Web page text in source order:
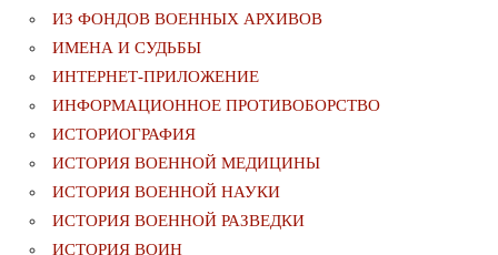
ИЗ ФОНДОВ ВОЕННЫХ АРХИВОВ
ИМЕНА И СУДЬБЫ
ИНТЕРНЕТ-ПРИЛОЖЕНИЕ
ИНФОРМАЦИОННОЕ ПРОТИВОБОРСТВО
ИСТОРИОГРАФИЯ
ИСТОРИЯ ВОЕННОЙ МЕДИЦИНЫ
ИСТОРИЯ ВОЕННОЙ НАУКИ
ИСТОРИЯ ВОЕННОЙ РАЗВЕДКИ
ИСТОРИЯ ВОИН